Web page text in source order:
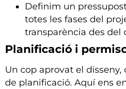
Definim un
totes les fases del
transparència des del
Planificació i
Un cop aprovat el
de planificació. Aquí ens